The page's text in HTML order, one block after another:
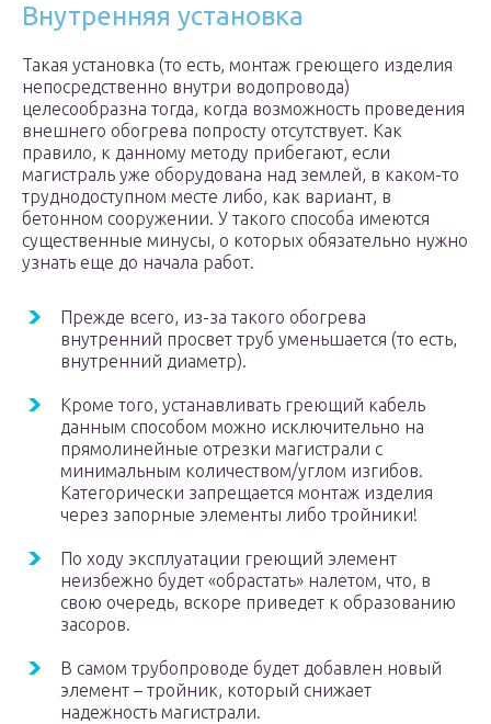
Внутренняя установка
Такая установка (то есть, монтаж греющего изделия
непосредственно внутри водопровода)
целесообразна тогда, когда возможность проведения
внешнего обогрева попросту отсутствует. Как
правило, к данному методу прибегают, если
магистраль уже оборудована над землей, в каком-то
труднодоступном месте либо, как вариант, в
бетонном сооружении. У такого способа имеются
существенные минусы, о которых обязательно нужно
узнать еще до начала работ.
Прежде всего, из-за такого обогрева
внутренний просвет труб уменьшается (то есть,
внутренний диаметр).
Кроме того, устанавливать греющий кабель
данным способом можно исключительно на
прямолинейные отрезки магистрали с
минимальным количеством/углом изгибов.
Категорически запрещается монтаж изделия
через запорные элементы либо тройники!
По ходу эксплуатации греющий элемент
неизбежно будет «обрастать» налетом, что, в
свою очередь, вскоре приведет к образованию
засоров.
В самом трубопроводе будет добавлен новый
элемент – тройник, который снижает
надежность магистрали.